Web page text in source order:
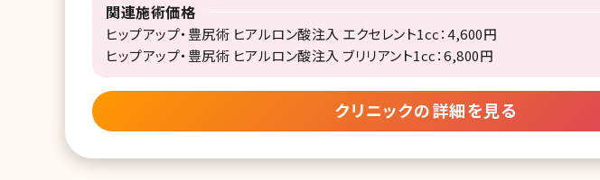
関連施術価格
ヒップアップ・豊尻術 ヒアルロン酸注入 エクセレント1cc：4,600円
ヒップアップ・豊尻術 ヒアルロン酸注入 ブリリアント1cc：6,800円
クリニックの詳細を見る